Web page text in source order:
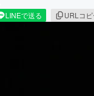
LINEで送る URLコ